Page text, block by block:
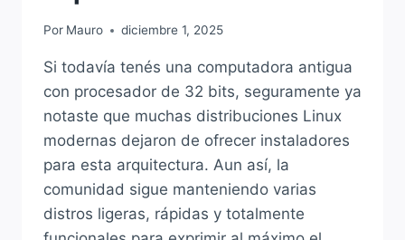
Por Mauro diciembre 1, 2025
Si todavía tenés una computadora antigua
con procesador de 32 bits, seguramente ya
notaste que muchas distribuciones Linux
modernas dejaron de ofrecer instaladores
para esta arquitectura. Aun así, la
comunidad sigue manteniendo varias
distros ligeras, rápidas y totalmente